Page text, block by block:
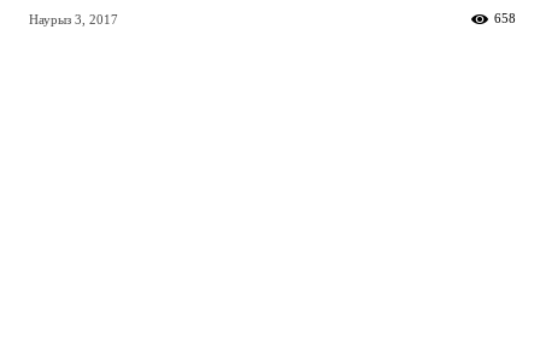
Наурыз 3, 2017 658